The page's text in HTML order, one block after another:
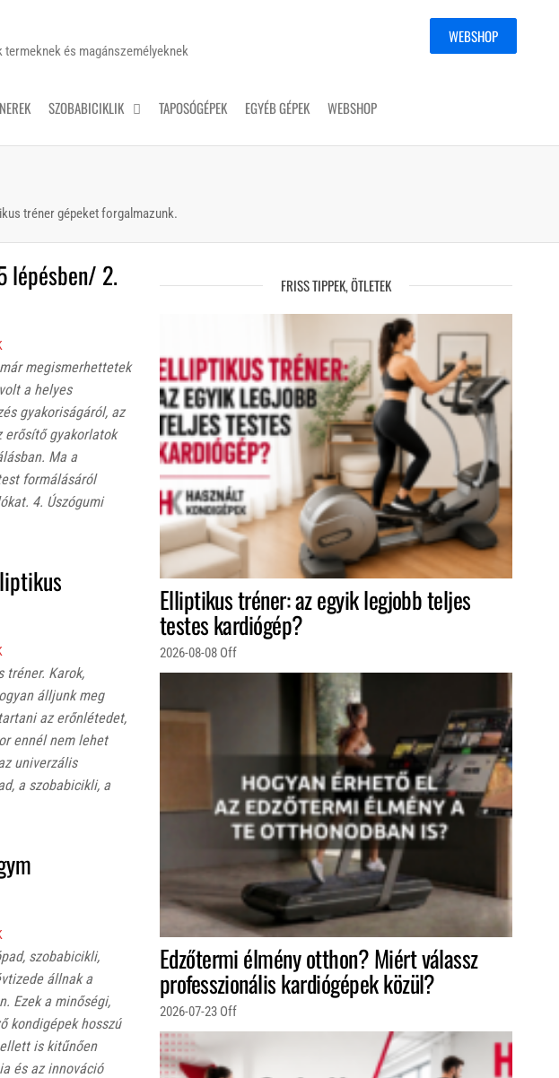
és magánszemélyeknek
WEBSHOP
SZOBABICIKLIK TAPOSÓGÉPEK EGYÉB GÉPEK WEBSHOP
tréner gépeket forgalmazunk.
lépésben/ 2.
megismerhettetek
a helyes
gyakoriságáról, az
erősítő gyakorlatok
Ma a
formálásáról
4. Úszógumi
tréner. Karok,
álljunk meg
az erőnlétedet,
ennél nem lehet
univerzális
a szobabicikli, a
szobabicikli,
állnak a
Ezek a minőségi,
kondigépek hosszú
is kitűnően
és az innováció
FRISS TIPPEK, ÖTLETEK
Elliptikus tréner: az egyik legjobb teljes
testes kardiógép?
2026-08-08 Off
Edzőtermi élmény otthon? Miért válassz
professzionális kardiógépek közül?
2026-07-23 Off